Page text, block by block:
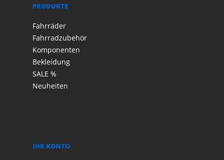
PRODUKTE
Fahrräder
Fahrradzubehör
Komponenten
Bekleidung
SALE %
Neuheiten
IHR KONTO